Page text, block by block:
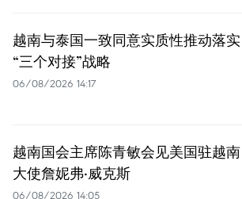
越南与泰国一致同意实质性推动落实
“三个对接”战略
06/08/2026 14:17
越南国会主席陈青敏会见美国驻越南
大使詹妮弗·威克斯
06/08/2026 14:05